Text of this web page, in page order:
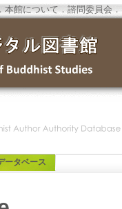
本館について ．諮問委員会 ．
ータベース